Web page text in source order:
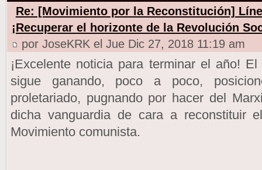
Re: [Movimiento por la Reconstitución]
¡Recuperar el horizonte de la Revolución
por JoseKRK el Jue Dic 27, 2018 11:19 am
¡Excelente noticia para terminar el año!
sigue ganando, poco a poco,
proletariado, pugnando por hacer del
dicha vanguardia de cara a reconstituir
Movimiento comunista.